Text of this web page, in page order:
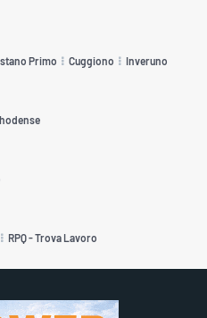
Primo Cuggiono Inveruno
RPQ - Trova Lavoro